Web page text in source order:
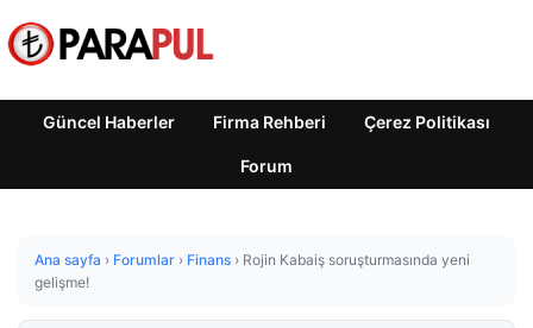
Güncel Haberler Firma Rehberi Çerez Politikası
Forum
Ana sayfa › Forumlar › Finans › Rojin Kabaiş soruşturmasında yeni
gelişme!